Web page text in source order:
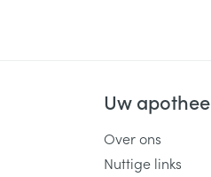
Uw
Over ons
Nuttige links